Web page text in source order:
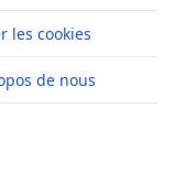
les cookies
de nous